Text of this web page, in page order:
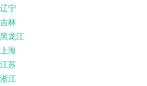
辽宁
吉林
黑龙江
上海
江苏
淅江